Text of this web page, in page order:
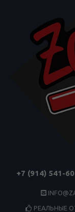
+7 (914) 541-
РЕАЛЬНЫЕ